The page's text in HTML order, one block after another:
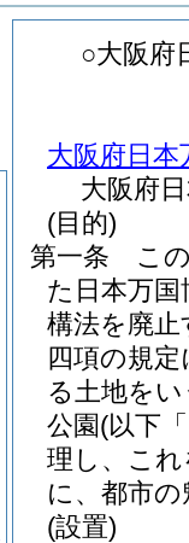
○大阪府
大阪府日本
大阪府
(目的)
第一条
こ
た日本万
構法を廃止
四項の規
る土地を
公園(以下
理し、こ
に、都市
(設置)